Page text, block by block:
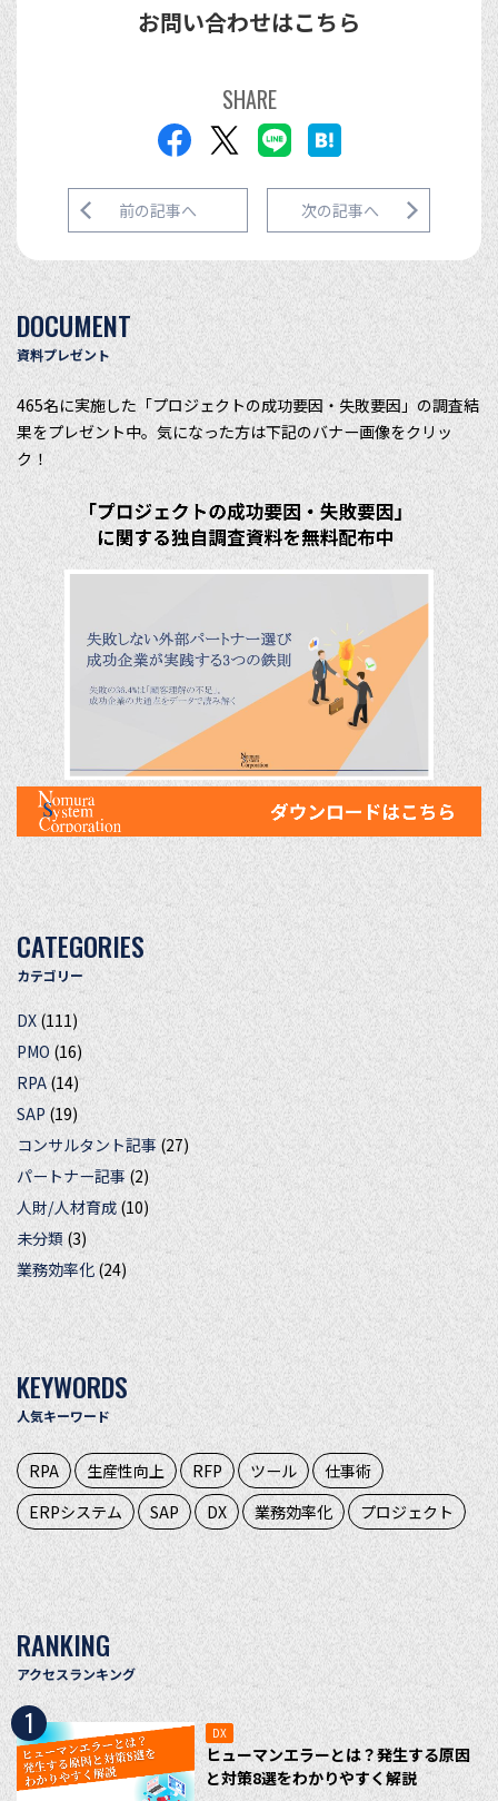
お問い合わせはこちら
SHARE
前の記事へ 次の記事へ
DOCUMENT
資料プレゼント
465名に実施した「プロジェクトの成功要因・失敗要因」の調査結
果をプレゼント中。気になった方は下記のバナー画像をクリッ
ク！
CATEGORIES
カテゴリー
DX (111)
PMO (16)
RPA(14)
SAP(19)
コンサルタント記事 (27)
パートナー記事(2)
人財/人材育成(10)
未分類 (3)
業務効率化(24)
KEYWORDS
人気キーワード
RPA 生産性向上 RFP ツール
仕事術
ERPシステム
SAP DX 業務効率化 プロジェクト
RANKING
アクセスランキング
1 DX
ヒューマンエラーとは？発生する原因
と対策8選をわかりやすく解説